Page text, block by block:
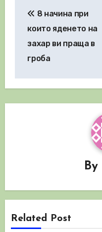
8 начина при
които яденето на
захар ви праща в
гроба
By
Related Post